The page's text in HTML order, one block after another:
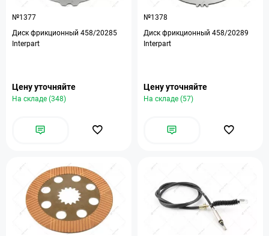
№1377
Диск фрикционный 458/20285
Interpart
Цену уточняйте
На складе (348)
№1378
Диск фрикционный 458/20289
Interpart
Цену уточняйте
На складе (57)